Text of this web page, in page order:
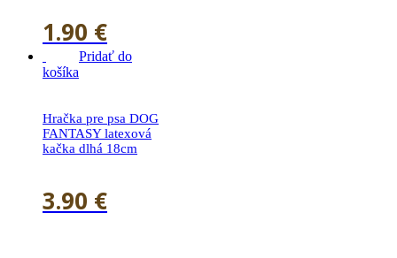
1.90 €
Pridať do
košíka
Hračka pre psa DOG
FANTASY latexová
kačka dlhá 18cm
3.90 €